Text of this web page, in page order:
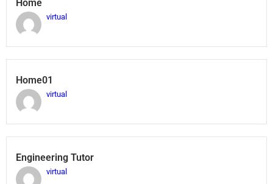
Home
virtual
Home01
virtual
Engineering Tutor
virtual